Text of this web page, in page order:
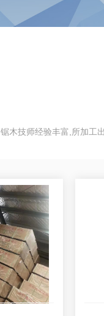
锯木技师经验丰富,所加工